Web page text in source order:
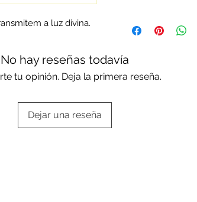
a luz divina.
standard ou da
aqui:
No hay reseñas todavía
tu opinión. Deja la primera reseña.
Dejar una reseña